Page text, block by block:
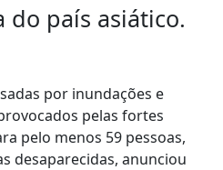
do país asiático.
por inundações e
pelas fortes
pelo menos 59 pessoas,
desaparecidas, anunciou